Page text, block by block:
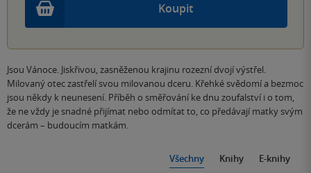
Koupit
Jsou Vánoce. Jiskřivou, zasněženou krajinu rozezní dvojí výstřel.
Milovaný otec zastřelí svou milovanou dceru. Křehké svědomí a bezmoc
jsou někdy k neunesení. Příběh o směřování ke dnu zoufalství i o tom,
že ne vždy je snadné přijímat nebo odmítat to, co předávají matky svým
dcerám – budoucím matkám.
Všechny Knihy E-knihy